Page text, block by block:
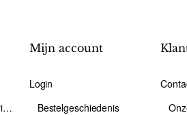
Aanzoeks-/Verlovingsring
Mijn account
Login
Bestelgeschiedenis